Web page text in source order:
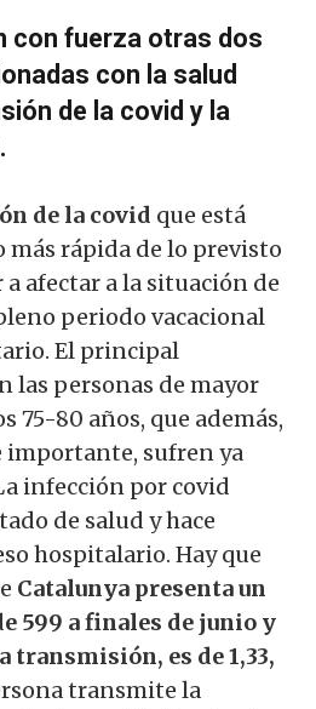
con fuerza otras dos
con la salud
de la covid y la
de la covid que está
rápida de lo previsto
afectar a la situación de
periodo vacacional
El principal
las personas de mayor
75-80 años, que además,
importante, sufren ya
infección por covid
de salud y hace
hospitalario. Hay que
Catalunya presenta un
599 a finales de junio y
transmisión, es de 1,33,
transmite la